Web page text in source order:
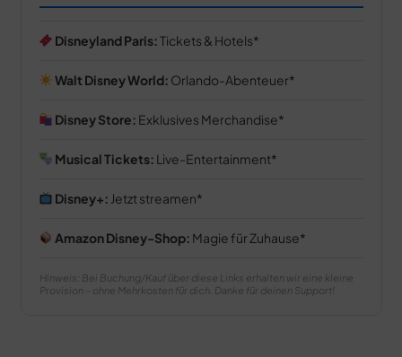
Disneyland Paris:Tickets & Hotels
Walt Disney World: Orlando-Abenteuer
Disney Store: Exklusives Merchandise
Musical Tickets: Live-Entertainment
Disney+: Jetzt streamen
Amazon Disney-Shop: Magie für Zuhause
Hinweis: Bei Buchung/Kauf über diese Links erhalten wir eine kleine
Provision – ohne Mehrkosten für dich. Danke für deinen Support!